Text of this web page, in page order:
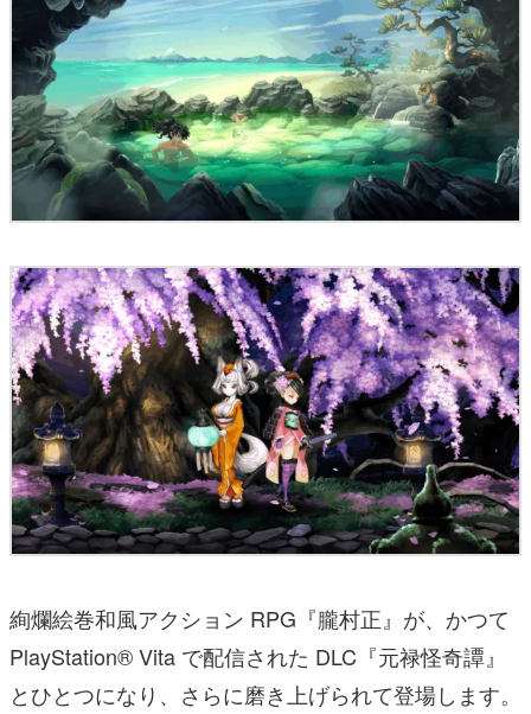
絢爛絵巻和風アクション RPG『朧村正』が、かつて
PlayStation® Vita で配信された DLC『元禄怪奇譚』
とひとつになり、さらに磨き上げられて登場します。